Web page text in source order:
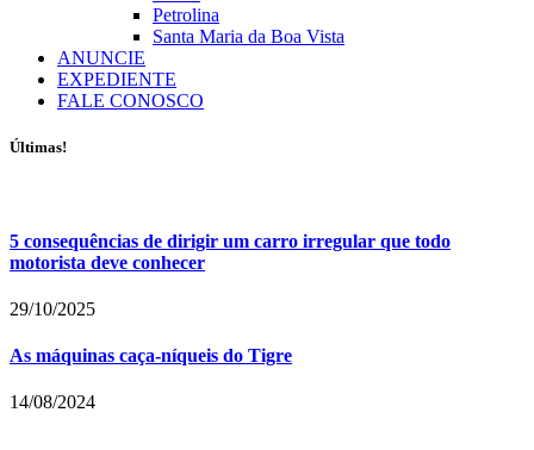
Petrolina
Santa Maria da Boa Vista
ANUNCIE
EXPEDIENTE
FALE CONOSCO
Últimas!
5 consequências de dirigir um carro irregular que todo
motorista deve conhecer
29/10/2025
As máquinas caça-níqueis do Tigre
14/08/2024